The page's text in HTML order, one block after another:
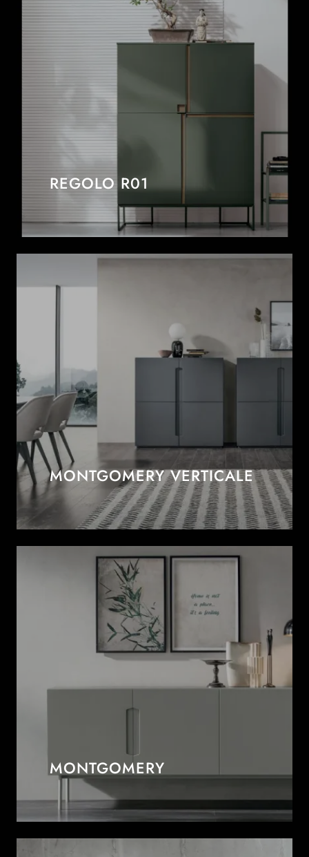
REGOLO R01
MONTGOMERY VERTICALE
MONTGOMERY